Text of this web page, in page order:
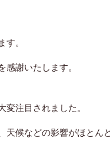
。
謝いたします。
注目されました。
候などの影響がほとん